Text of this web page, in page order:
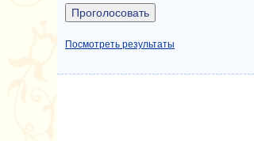
Посмотреть результаты